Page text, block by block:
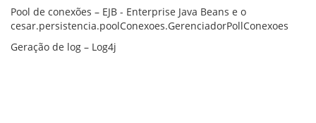
Pool de conexões – EJB - Enterprise Java Beans e o
cesar.persistencia.poolConexoes.GerenciadorPollConexoes
Geração de log – Log4j